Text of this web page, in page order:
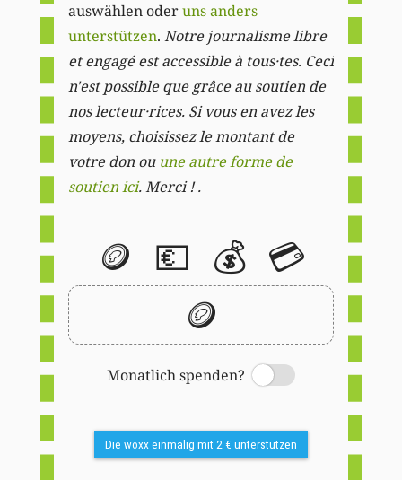
auswählen oderuns anders
unterstützen. Notre journalisme libre
et engagé est accessible à tous·tes. Ceci
n'est possible que grâce au soutien de
nos lecteur·rices. Si vous en avez les
moyens, choisissez le montant de
votre don ou une autre forme de
soutien ici. Merci ! .
🪙 💶 💰 💳
🪙
Monatlich spenden?
Switch
Die woxx einmalig mit 2 € unterstützen